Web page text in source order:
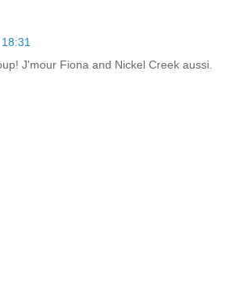
J'mour Fiona and Nickel Creek aussi.